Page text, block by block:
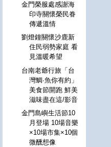
金門榮服處感謝海
印寺關懷榮民眷
傳遞溫情
劉燈鐘關懷沙鹿新
住民弱勢家庭 看
見溫暖希望
台南老爺行旅「台
灣鯛·魚你有約」
美食節開跑 鮮美
滋味盡在這/影音
金門島嶼生活節10
月登場 10場音樂
×10場市集×10個
微醺想像